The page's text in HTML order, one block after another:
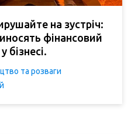
на зустріч:
фінансовий
бізнесі.
та розваги